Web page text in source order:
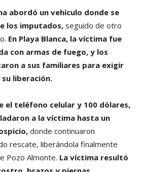
abordó un vehículo donde se
los imputados, seguido de otro
En Playa Blanca, la víctima fue
con armas de fuego, y los
a sus familiares para exigir
liberación.
el teléfono celular y 100 dólares,
a la víctima hasta un
donde continuaron
rescate, liberándola finalmente
Pozo Almonte. La víctima resultó